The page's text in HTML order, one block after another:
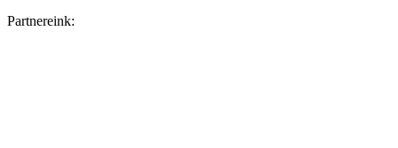
Partnereink: